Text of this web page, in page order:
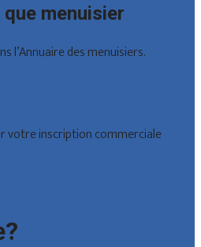
menuisier
l’Annuaire des menuisiers.
votre inscription commerciale